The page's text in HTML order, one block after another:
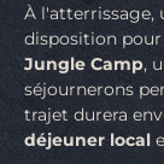
À l'atterrissage,
disposition
Jungle Camp,
séjournerons
trajet durera
déjeuner local